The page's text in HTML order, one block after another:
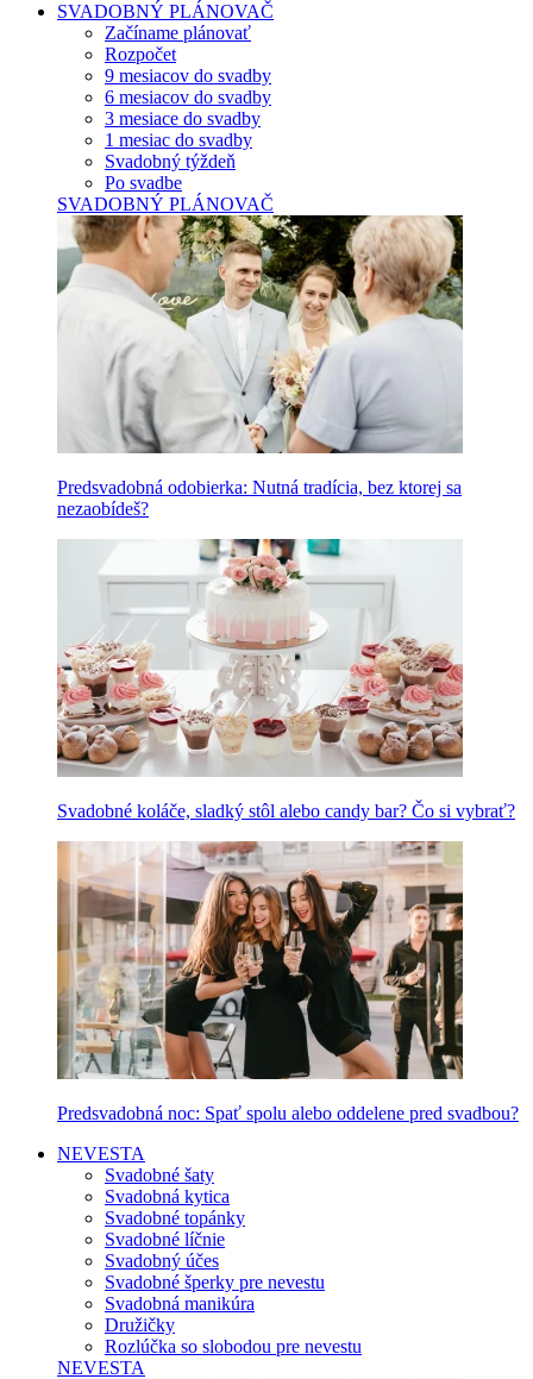
SVADOBNÝ PLÁNOVAČ
Začíname plánovať
Rozpočet
9 mesiacov do svadby
6 mesiacov do svadby
3 mesiace do svadby
1 mesiac do svadby
Svadobný týždeň
Po svadbe
SVADOBNÝ PLÁNOVAČ
Predsvadobná odobierka: Nutná tradícia, bez ktorej sa
nezaobídeš?
Svadobné koláče, sladký stôl alebo candy bar? Čo si vybrať?
Predsvadobná noc: Spať spolu alebo oddelene pred svadbou?
NEVESTA
Svadobné šaty
Svadobná kytica
Svadobné topánky
Svadobné líčnie
Svadobný účes
Svadobné šperky pre nevestu
Svadobná manikúra
Družičky
Rozlúčka so slobodou pre nevestu
NEVESTA